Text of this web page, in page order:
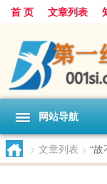
首 页 文章列表
网站导航
> 文章列表 > “